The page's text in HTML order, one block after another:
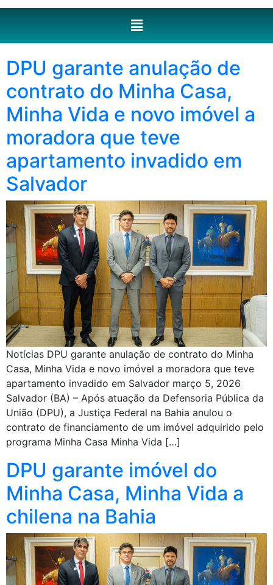
DPU garante anulação de
contrato do Minha Casa,
Minha Vida e novo imóvel a
moradora que teve
apartamento invadido em
Salvador
Notícias DPU garante anulação de contrato do Minha
Casa, Minha Vida e novo imóvel a moradora que teve
apartamento invadido em Salvador março 5, 2026
Salvador (BA) – Após atuação da Defensoria Pública da
União (DPU), a Justiça Federal na Bahia anulou o
contrato de financiamento de um imóvel adquirido pelo
programa Minha Casa Minha Vida […]
DPU garante imóvel do
Minha Casa, Minha Vida a
chilena na Bahia